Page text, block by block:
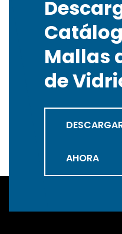
Mallas
de
AHORA